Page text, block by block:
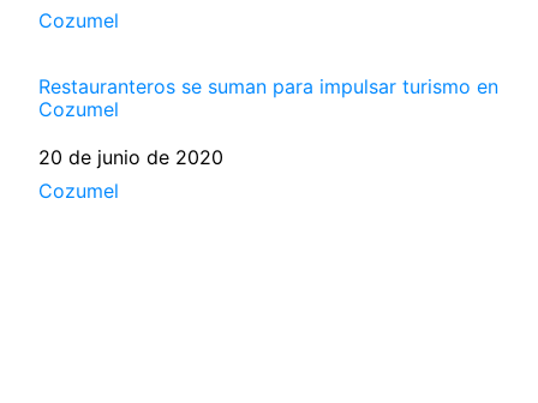
Respecto a
Cozumel
Restauranteros se suman para impulsar turismo en
Cozumel
Fecha
20 de junio de 2020
Respecto a
Cozumel